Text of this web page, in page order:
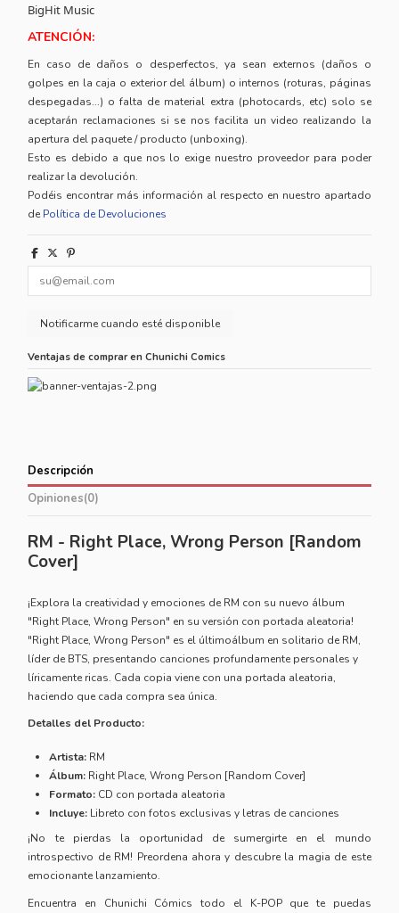
BigHit Music
ATENCIÓN:
En caso de daños o desperfectos, ya sean externos (daños o
golpes en la caja o exterior del álbum) o internos (roturas, páginas
despegadas...) o falta de material extra (photocards, etc) solo se
aceptarán reclamaciones si se nos facilita un video realizando la
apertura del paquete / producto (unboxing).
Esto es debido a que nos lo exige nuestro proveedor para poder
realizar la devolución.
Podéis encontrar más información al respecto en nuestro apartado
de Política de Devoluciones
Ventajas de comprar en Chunichi Comics
Descripción
Opiniones(0)
RM - Right Place, Wrong Person [Random
Cover]
¡Explora la creatividad y emociones de RM con su nuevo álbum
"Right Place, Wrong Person" en su versión con portada aleatoria!
"Right Place, Wrong Person" es el últimoálbum en solitario de RM,
líder de BTS, presentando canciones profundamente personales y
líricamente ricas. Cada copia viene con una portada aleatoria,
haciendo que cada compra sea única.
Detalles del Producto:
Artista: RM
Álbum: Right Place, Wrong Person [Random Cover]
Formato: CD con portada aleatoria
Incluye: Libreto con fotos exclusivas y letras de canciones
¡No te pierdas la oportunidad de sumergirte en el mundo
introspectivo de RM! Preordena ahora y descubre la magia de este
emocionante lanzamiento.
Encuentra en Chunichi Cómics todo el K-POPque te puedas